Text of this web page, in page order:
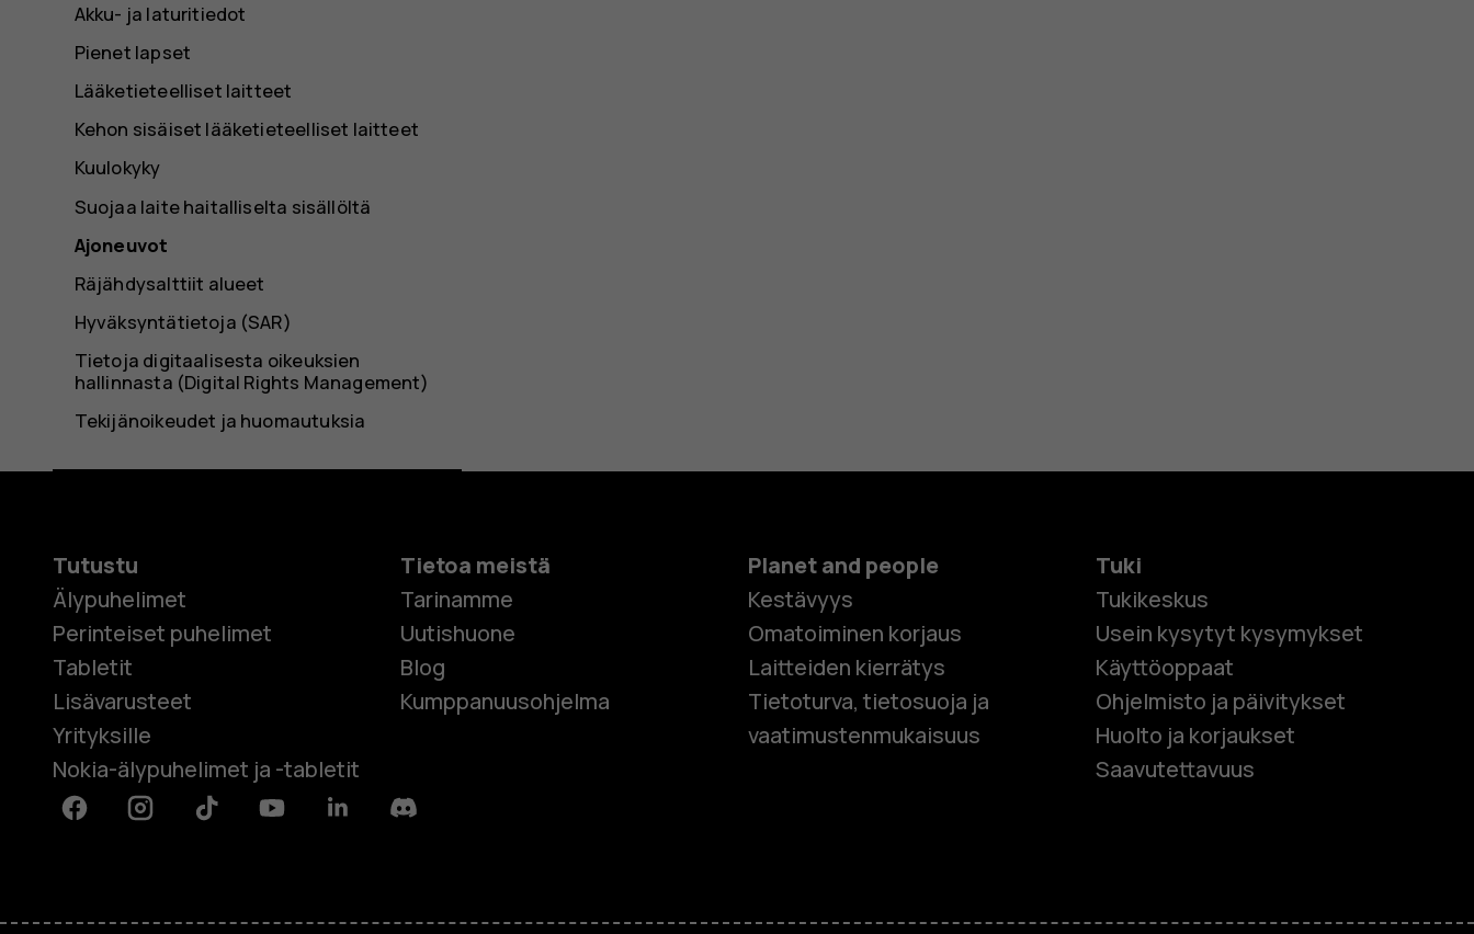
Älypuhelimet
Perinteiset puhelimet
Akku- ja laturitiedot
Pienet lapset
Lääketieteelliset laitteet
Kehon sisäiset lääketieteelliset laitteet
Kuulokyky
Suojaa laite haitalliselta sisällöltä
Ajoneuvot
Räjähdysalttiit alueet
Hyväksyntätietoja (SAR)
Tietoja digitaalisesta oikeuksien
hallinnasta (Digital Rights Management)
Tekijänoikeudet ja huomautuksia
Tutustu
Älypuhelimet
Perinteiset puhelimet
Tabletit
Lisävarusteet
Yrityksille
Nokia-älypuhelimet ja -tabletit
Tietoa meistä
Tarinamme
Uutishuone
Blog
Kumppanuusohjelma
Planet and people
Kestävyys
Omatoiminen korjaus
Laitteiden kierrätys
Tietoturva, tietosuoja ja
vaatimustenmukaisuus
Tuki
Tukikeskus
Usein kysytyt kysymykset
Käyttöoppaat
Ohjelmisto ja päivitykset
Huolto ja korjaukset
Saavutettavuus
FacebookInstagramTiktok YoutubeLinkedinDiscord